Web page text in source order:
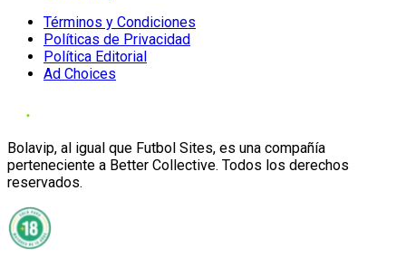
Términos y Condiciones
Políticas de Privacidad
Política Editorial
Ad Choices
Bolavip, al igual que Futbol Sites, es una compañía
perteneciente a Better Collective. Todos los derechos
reservados.